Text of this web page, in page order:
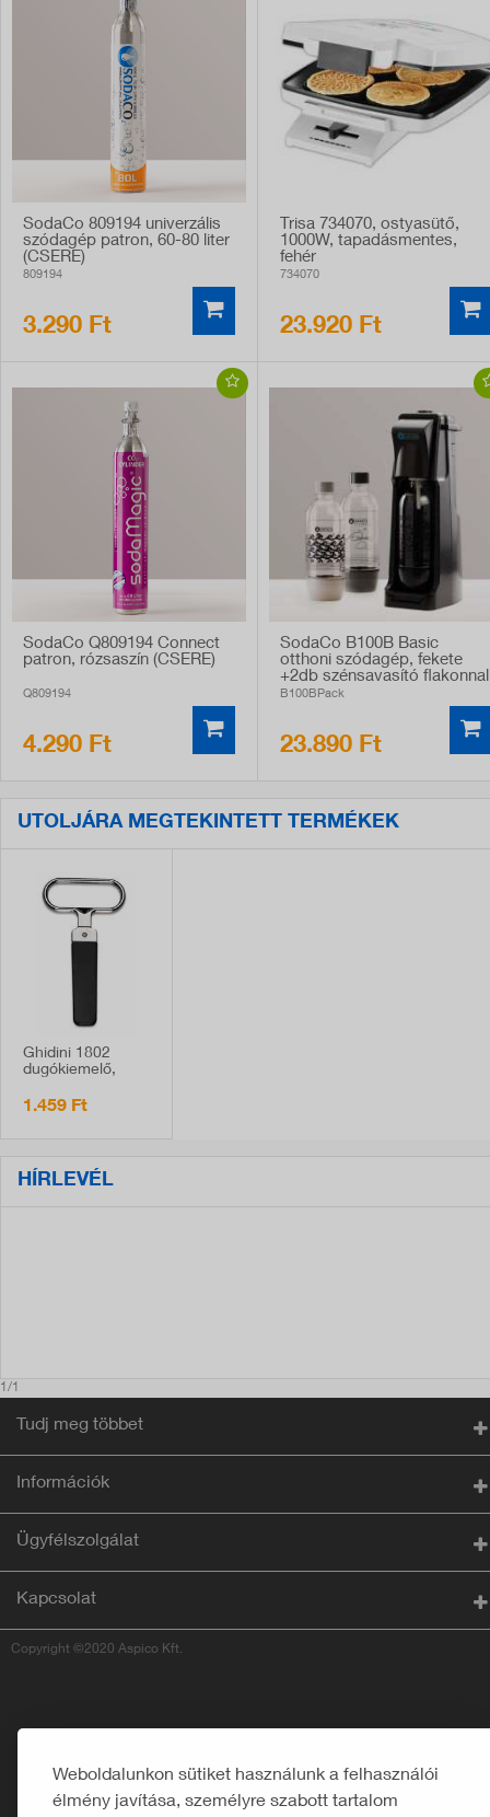
Weboldalunkon sütiket használunk a felhasználói
élmény javítása, személyre szabott tartalom
SodaCo 809194 univerzális
szódagép patron, 60-80 liter
(CSERE)
809194
3.290 Ft
Trisa 734070, ostyasütő,
1000W, tapadásmentes,
fehér
734070
23.920 Ft
SodaCo Q809194 Connect
patron, rózsaszín (CSERE)
Q809194
4.290 Ft
SodaCo B100B Basic
otthoni szódagép, fekete
+2db szénsavasító flakonnal
B100BPack
23.890 Ft
UTOLJÁRA MEGTEKINTETT TERMÉKEK
Ghidini 1802
dugókiemelő,
1.459 Ft
HÍRLEVÉL
1/1
Tudj meg többet
Információk
Ügyfélszolgálat
Kapcsolat
Copyright ©2020 Aspico Kft.